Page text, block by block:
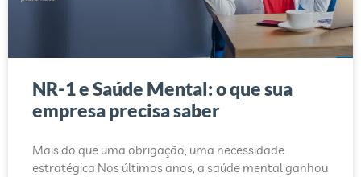
NR-1 e Saúde Mental: o que sua
empresa precisa saber
Mais do que uma obrigação, uma necessidade
estratégica Nos últimos anos, a saúde mental ganhou